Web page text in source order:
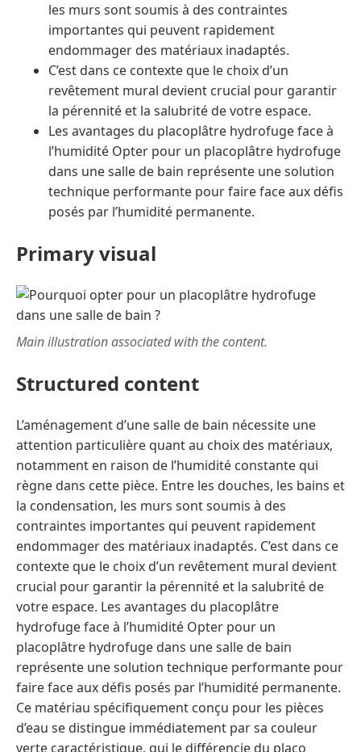
les murs sont soumis à des contraintes
importantes qui peuvent rapidement
endommager des matériaux inadaptés.
C’est dans ce contexte que le choix d’un
revêtement mural devient crucial pour garantir
la pérennité et la salubrité de votre espace.
Les avantages du placoplâtre hydrofuge face à
l’humidité Opter pour un placoplâtre hydrofuge
dans une salle de bain représente une solution
technique performante pour faire face aux défis
posés par l’humidité permanente.
Primary visual
Main illustration associated with the content.
Structured content
L’aménagement d’une salle de bain nécessite une
attention particulière quant au choix des matériaux,
notamment en raison de l’humidité constante qui
règne dans cette pièce. Entre les douches, les bains et
la condensation, les murs sont soumis à des
contraintes importantes qui peuvent rapidement
endommager des matériaux inadaptés. C’est dans ce
contexte que le choix d’un revêtement mural devient
crucial pour garantir la pérennité et la salubrité de
votre espace. Les avantages du placoplâtre
hydrofuge face à l’humidité Opter pour un
placoplâtre hydrofuge dans une salle de bain
représente une solution technique performante pour
faire face aux défis posés par l’humidité permanente.
Ce matériau spécifiquement conçu pour les pièces
d’eau se distingue immédiatement par sa couleur
verte caractéristique, qui le différencie du placo